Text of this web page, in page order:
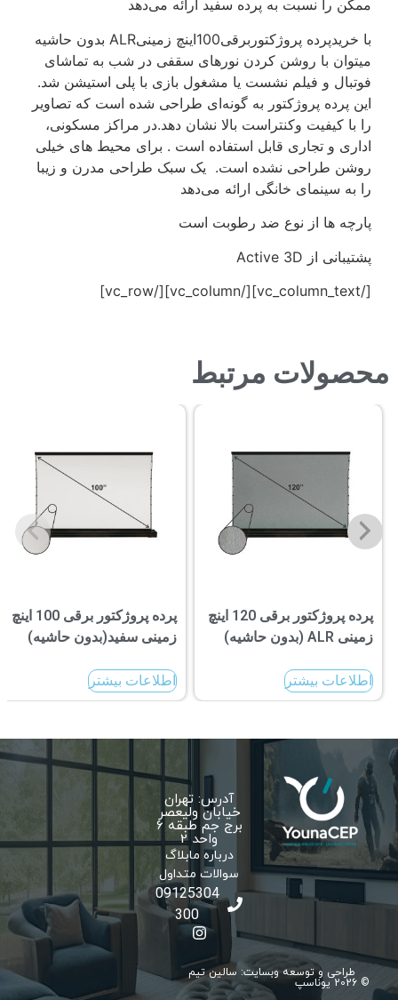
ممکن را نسبت به پرده سفید ارائه می‌دهد
با خریدپرده پروژکتوربرقی100اینچ زمینیALR بدون حاشیه
میتوان با روشن کردن نورهای سقفی در شب به تماشای
فوتبال و فیلم نشست یا مشغول بازی با پلی استیشن شد.
این پرده پروژکتور به گونه‌ای طراحی شده است که تصاویر
را با کیفیت وکنتراست بالا نشان دهد.در مراکز مسکونی،
اداری و تجاری قابل استفاده است . برای محیط های خیلی
روشن طراحی نشده است. یک سبک طراحی مدرن و زیبا
را به سینمای خانگی ارائه می‌دهد
پارچه ها از نوع ضد رطوبت است
پشتیبانی از Active 3D
[/vc_column_text][/vc_column][/vc_row]
محصولات مرتبط
پرده پروژکتور برقی 100 اینچ
زمینی سفید(بدون حاشیه)
اطلاعات بیشتر
پرده پروژکتور برقی 120 اینچ
زمینی ALR (بدون حاشیه)
اطلاعات بیشتر
آدرس: تهران
خیابان ولیعصر
برج جم طبقه 6
واحد 2
درباره مابلاگ
سوالات متداول
09125304
300
طراحی و توسعه وبسایت: سالین تیم
© 2026 یوناسپ